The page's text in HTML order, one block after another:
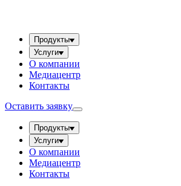
Продукты
Услуги
О компании
Медиацентр
Контакты
Оставить заявку
Продукты
Услуги
О компании
Медиацентр
Контакты